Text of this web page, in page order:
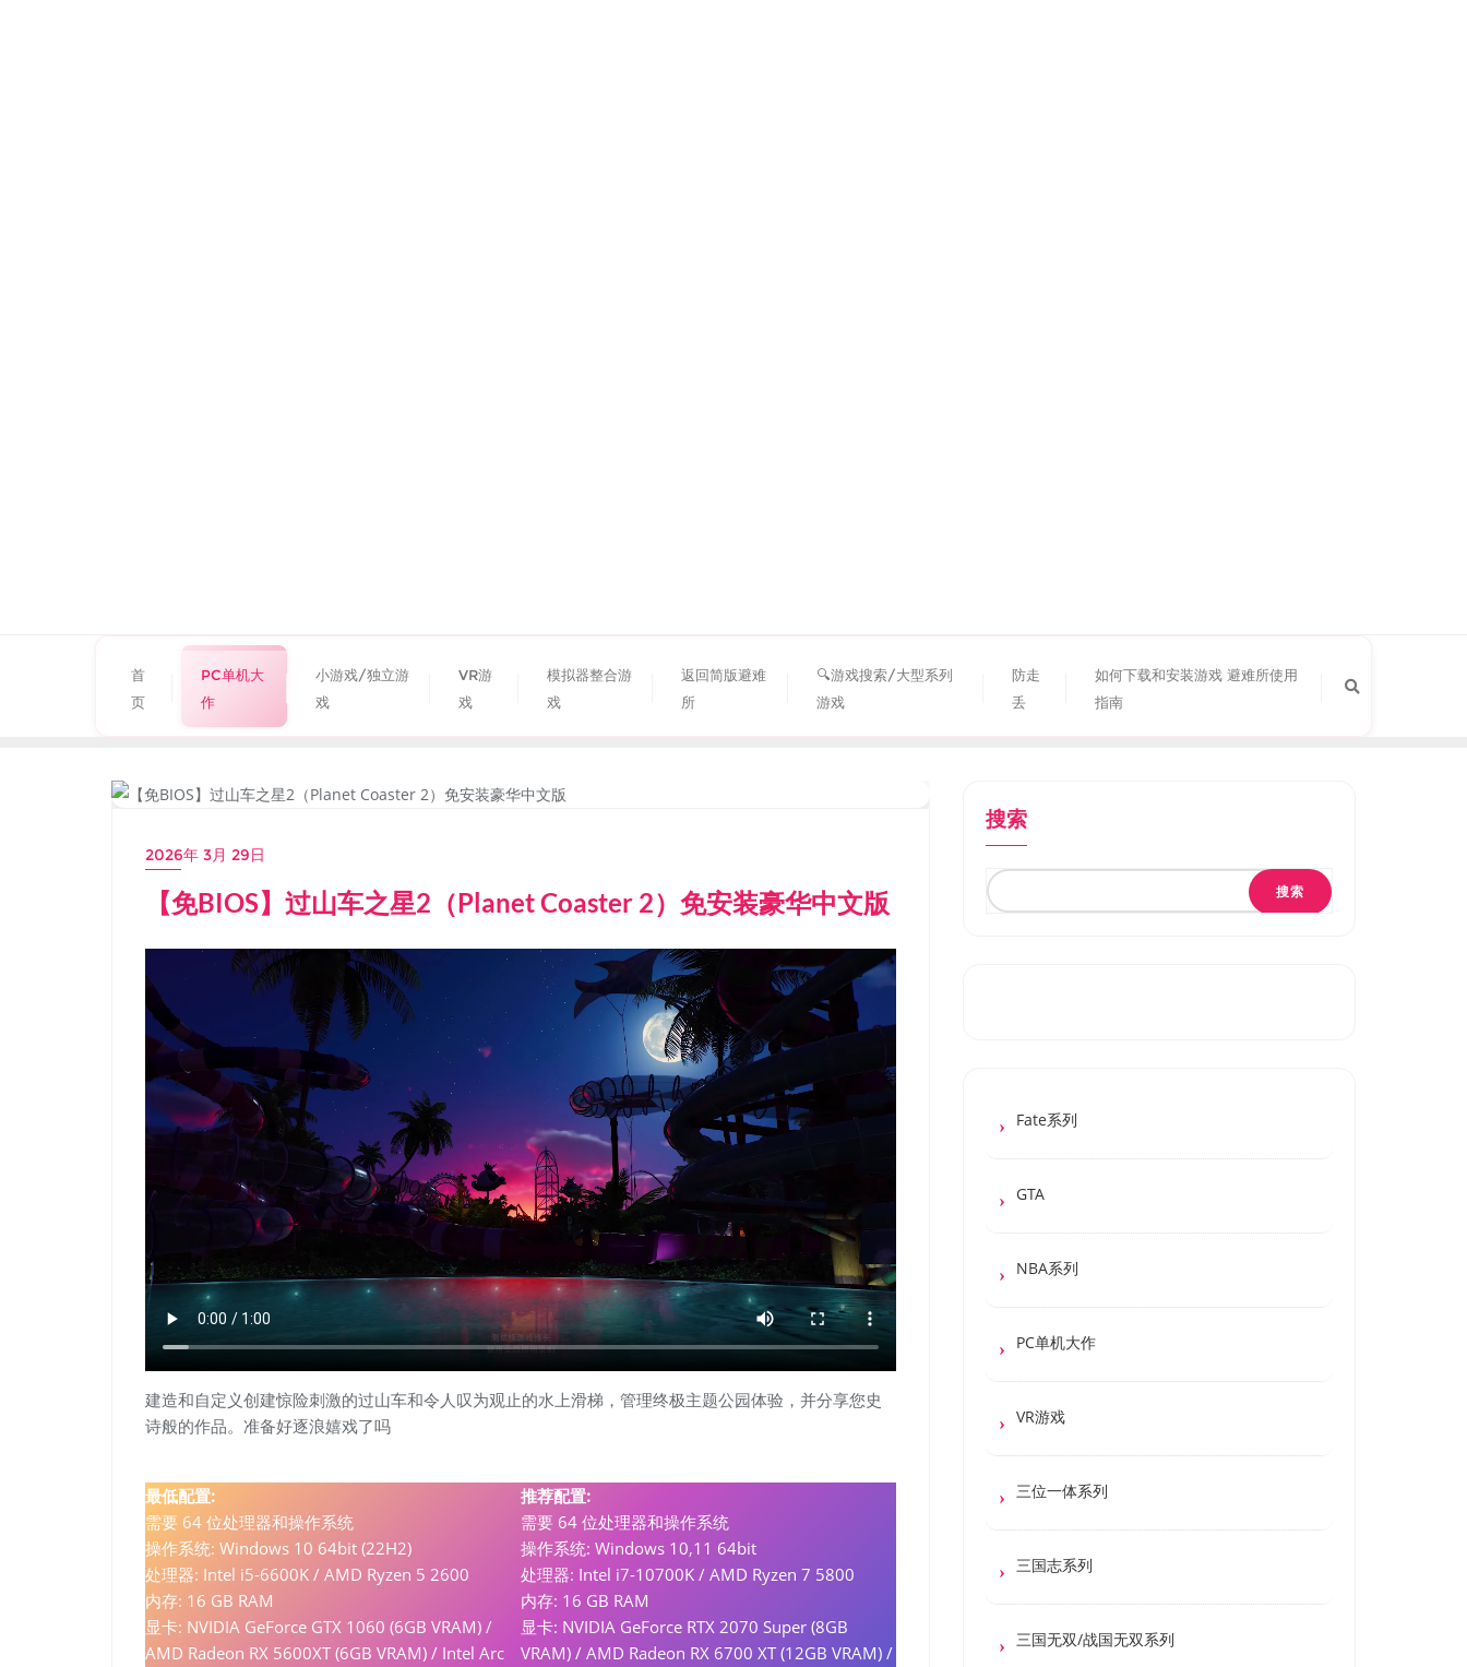
首
页
PC单机大
作
小游戏/独立游
戏
VR游
戏
模拟器整合游
戏
返回简版避难
所
🔍游戏搜索/大型系列
游戏
防走
丢
如何下载和安装游戏 避难所使用
指南
2026年 3月 29日
【免BIOS】过山车之星2（Planet Coaster 2）免安装豪华中文版
建造和自定义创建惊险刺激的过山车和令人叹为观止的水上滑梯，管理终极主题公园体验，并分享您史
诗般的作品。准备好逐浪嬉戏了吗
最低配置:
需要 64 位处理器和操作系统
操作系统: Windows 10 64bit (22H2)
处理器: Intel i5-6600K / AMD Ryzen 5 2600
内存: 16 GB RAM
显卡: NVIDIA GeForce GTX 1060 (6GB VRAM) /
AMD Radeon RX 5600XT (6GB VRAM) / Intel Arc
推荐配置:
需要 64 位处理器和操作系统
操作系统: Windows 10,11 64bit
处理器: Intel i7-10700K / AMD Ryzen 7 5800
内存: 16 GB RAM
显卡: NVIDIA GeForce RTX 2070 Super (8GB
VRAM) / AMD Radeon RX 6700 XT (12GB VRAM) /
搜索
搜索
Fate系列
GTA
NBA系列
PC单机大作
VR游戏
三位一体系列
三国志系列
三国无双/战国无双系列